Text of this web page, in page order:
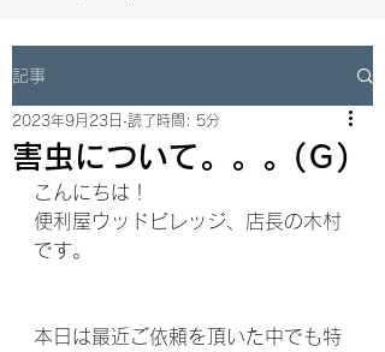
記事
害虫について。。。(Ｇ)
2023年9月23日 読了時間: 5分
こんにちは！
便利屋ウッドビレッジ、店長の木村
です。
本日は最近ご依頼を頂いた中でも特